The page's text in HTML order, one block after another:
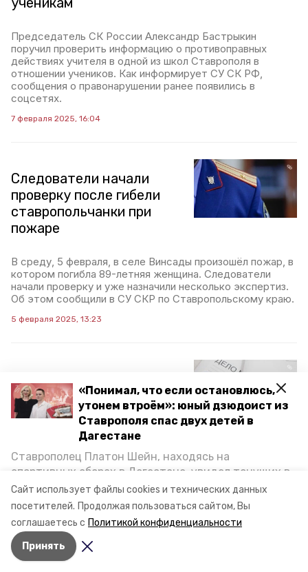
Сайт использует файлы cookies и технических данных
посетителей. Продолжая пользоваться сайтом, Вы
соглашаетесь с Политикой конфиденциальности
Принять
«Понимал, что если остановлюсь,
утонем втроём»: юный дзюдоист из
Ставрополя спас двух детей в
Дагестане
Ставрополец Платон Шейн, находясь на
спортивных сборах в Дегестане, увидел тонущих в
Каспийском море детей и бросился на помощь. По
возвращении домой, отважного мальчика
пригласили в министерство образования края и
наградили. Корреспондент «Победы26» пообщался
с юным героем.
Председатель СК России Александр Бастрыкин
поручил проверить информацию о противоправных
действиях учителя в одной из школ Ставрополя в
отношении учеников. Как информирует СУ СК РФ,
сообщения о правонарушении ранее появились в
соцсетях.
7 февраля 2025, 16:04
Следователи начали
проверку после гибели
ставропольчанки при
пожаре
В среду, 5 февраля, в селе Винсады произошёл пожар, в
котором погибла 89-летняя женщина. Следователи
начали проверку и уже назначили несколько экспертиз.
Об этом сообщили в СУ СКР по Ставропольскому краю.
5 февраля 2025, 13:23
В СКР проверяют
информацию о нападении
на 16-летнего
ставропольца
СУ СК по Ставропольскому краю проверит факты из
публикации в СМИ. В материале говорилось о нападении
группы парней на 16-летнего подростка, о том, что он
был избит, а злоумышленники пытались забрать его
телефон. Об этом сообщили в региональном управлении
следкома.
30 января 2025, 15:44